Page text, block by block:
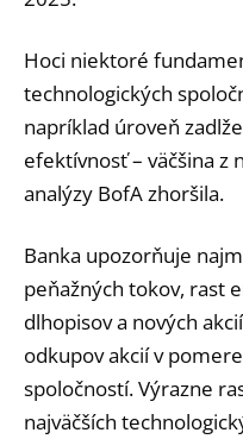
Hoci niektoré
technologických
napríklad úroveň
efektívnosť – väčšina z
analýzy BofA zhoršila.
Banka upozorňuje
peňažných tokov, rast
dlhopisov a nových
odkupov akcií v
spoločností. Výrazne
najväčších